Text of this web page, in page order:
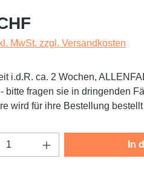
Preis:
MwSt. zzgl. Versandkosten
i.d.R. ca. 2 Wochen,
bitte fragen sie in dringenden
wird für ihre Bestellung
Anzahl: Gib den In